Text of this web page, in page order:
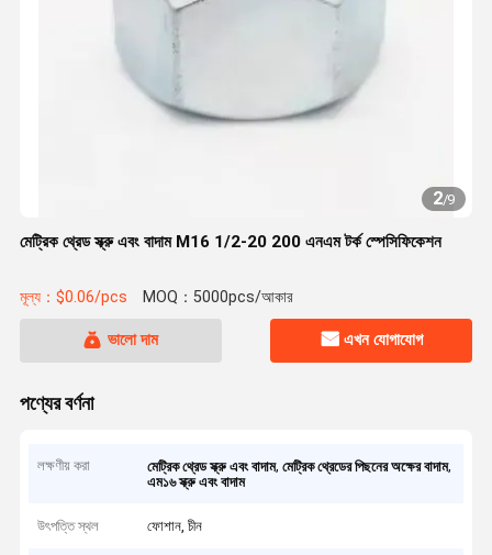
2/9
মেট্রিক থ্রেড স্ক্রু এবং বাদাম M16 1/2-20 200 এনএম টর্ক স্পেসিফিকেশন
মূল্য：$0.06/pcs MOQ：5000pcs/আকার
ভালো দাম এখন যোগাযোগ
পণ্যের বর্ণনা
লক্ষণীয় করা মেট্রিক থ্রেড স্ক্রু এবং বাদাম,মেট্রিক থ্রেডের পিছনের অক্ষের বাদাম,
এম১৬ স্ক্রু এবং বাদাম
উৎপত্তি স্থল ফোশান, চীন